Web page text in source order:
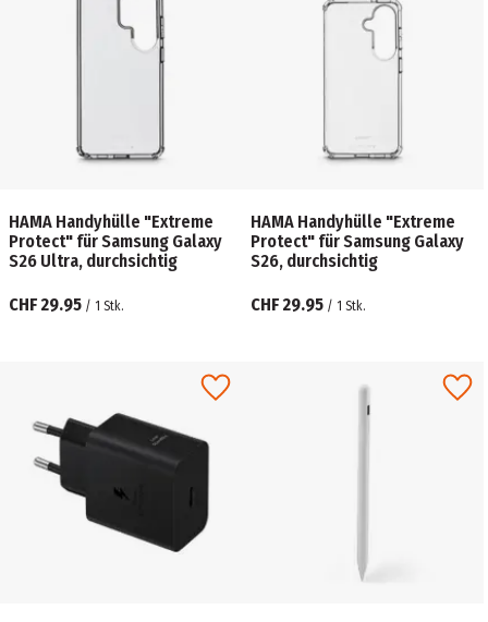
HAMA Handyhülle "Extreme
Protect" für Samsung Galaxy
S26 Ultra, durchsichtig
CHF 29.95 / 1 Stk.
HAMA Handyhülle "Extreme
Protect" für Samsung Galaxy
S26, durchsichtig
CHF 29.95 / 1 Stk.